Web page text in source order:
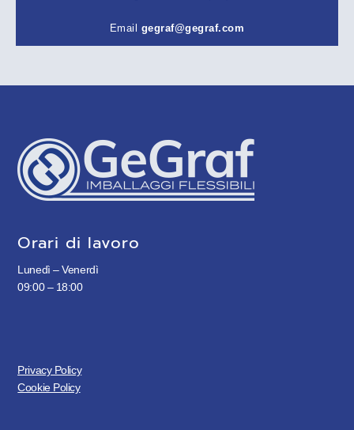
Email gegraf@gegraf.com
Orari di lavoro
Lunedì – Venerdì
09:00 – 18:00
Privacy Policy
Cookie Policy